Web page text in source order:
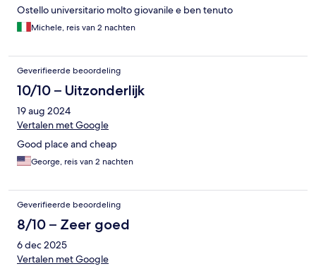
Ostello universitario molto giovanile e ben tenuto
Michele, reis van 2 nachten
Geverifieerde beoordeling
10/10 – Uitzonderlijk
19 aug 2024
Vertalen met Google
Good place and cheap
George, reis van 2 nachten
Geverifieerde beoordeling
8/10 – Zeer goed
6 dec 2025
Vertalen met Google